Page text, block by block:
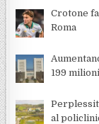
Crotone
Roma
199
al